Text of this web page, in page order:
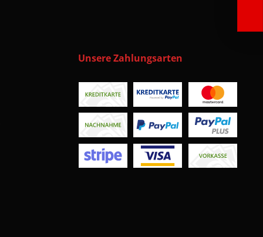
Unsere Zahlungsarten